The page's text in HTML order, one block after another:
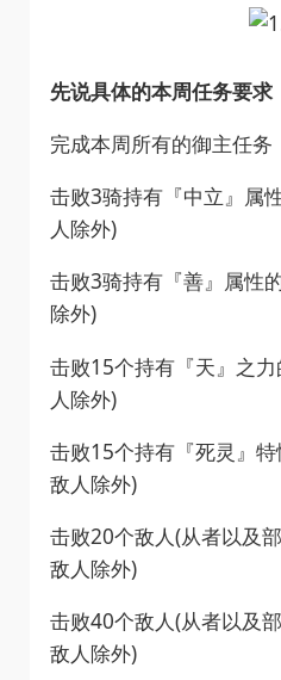
先说具体的本周任务要求
完成本周所有的御主任务
击败3骑持有『中立』属
人除外)
击败3骑持有『善』属性
除外)
击败15个持有『天』之
人除外)
击败15个持有『死灵』
敌人除外)
击败20个敌人(从者以及
敌人除外)
击败40个敌人(从者以及
敌人除外)